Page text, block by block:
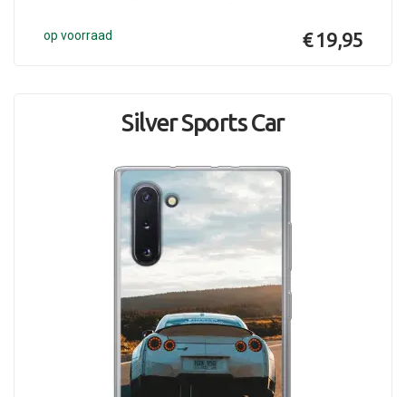
op voorraad € 19,95
Silver Sports Car